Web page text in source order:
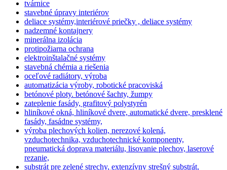
tvárnice
stavebné úpravy interiérov
deliace systémy,interiérové priečky , deliace systémy
nadzemné kontajnery
minerálna izolácia
protipožiarna ochrana
elektroinštalačné systémy
stavebná chémia a riešenia
oceľové radiátory, výroba
automatizácia výroby, robotické pracoviská
betónové ploty. betónové šachty, žumpy
zateplenie fasády, grafitový polystyrén
hliníkové okná, hliníkové dvere, automatické dvere, presklené
fasády, fasádne systémy,
výroba plechových kolien, nerezové kolená,
vzduchotechnika, vzduchotechnické komponenty,
pneumatická doprava materiálu, lisovanie plechov, laserové
rezanie,
substrát pre zelené strechy, extenzívny strešný substrát,